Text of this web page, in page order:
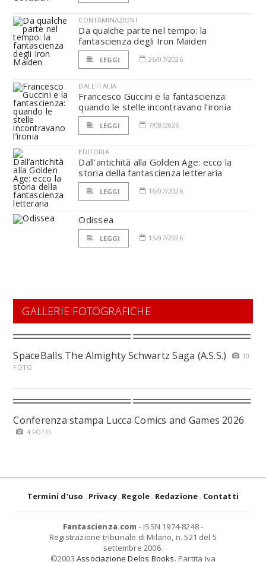
CONTAMINAZIONI
Da qualche parte nel tempo: la
fantascienza degli Iron Maiden
LEGGI 26/07/2026
DALL'ITALIA
Francesco Guccini e la fantascienza:
quando le stelle incontravano l’ironia
LEGGI 7/08/2026
EDITORIA
Dall’antichità alla Golden Age: ecco la
storia della fantascienza letteraria
LEGGI 16/07/2026
Odissea
LEGGI 15/07/2026
GALLERIE FOTOGRAFICHE
SpaceBalls The Almighty Schwartz Saga (A.S.S.)
10
FOTO
Conferenza stampa Lucca Comics and Games 2026
4 FOTO
Termini d'uso Privacy Regole Redazione Contatti
Fantascienza.com - ISSN 1974-8248 -
Registrazione tribunale di Milano, n. 521 del 5
settembre 2006.
©2003 Associazione Delos Books. Partita Iva